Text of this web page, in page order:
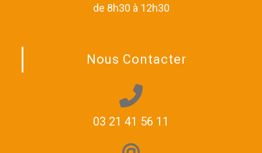
de 8h30 à 12h30
Nous Contacter
03 21 41 56 11